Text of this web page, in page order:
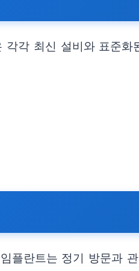
각 최신 설비와 표준화
플란트는 정기 방문과